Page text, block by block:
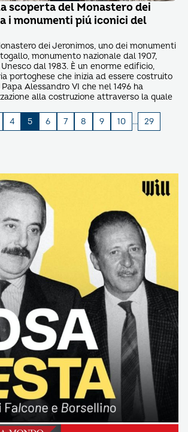
scoperta del Monastero dei
i monumenti piú iconici del
dei Jeronimos, uno dei monumenti
monumento nazionale dal 1907,
dal 1983. È un enorme edificio,
portoghese che inizia ad essere costruito
Alessandro VI che nel 1496 ha
alla costruzione attraverso la quale
4 5 6 7 8 9 10 … 29